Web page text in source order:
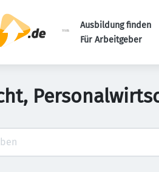
Ausbildung finden
Für Arbeitgeber